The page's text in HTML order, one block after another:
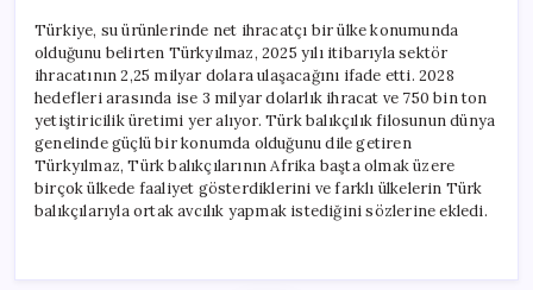
Türkiye, su ürünlerinde net ihracatçı bir ülke konumunda
olduğunu belirten Türkyılmaz, 2025 yılı itibarıyla sektör
ihracatının 2,25 milyar dolara ulaşacağını ifade etti. 2028
hedefleri arasında ise 3 milyar dolarlık ihracat ve 750 bin ton
yetiştiricilik üretimi yer alıyor. Türk balıkçılık filosunun dünya
genelinde güçlü bir konumda olduğunu dile getiren
Türkyılmaz, Türk balıkçılarının Afrika başta olmak üzere
birçok ülkede faaliyet gösterdiklerini ve farklı ülkelerin Türk
balıkçılarıyla ortak avcılık yapmak istediğini sözlerine ekledi.